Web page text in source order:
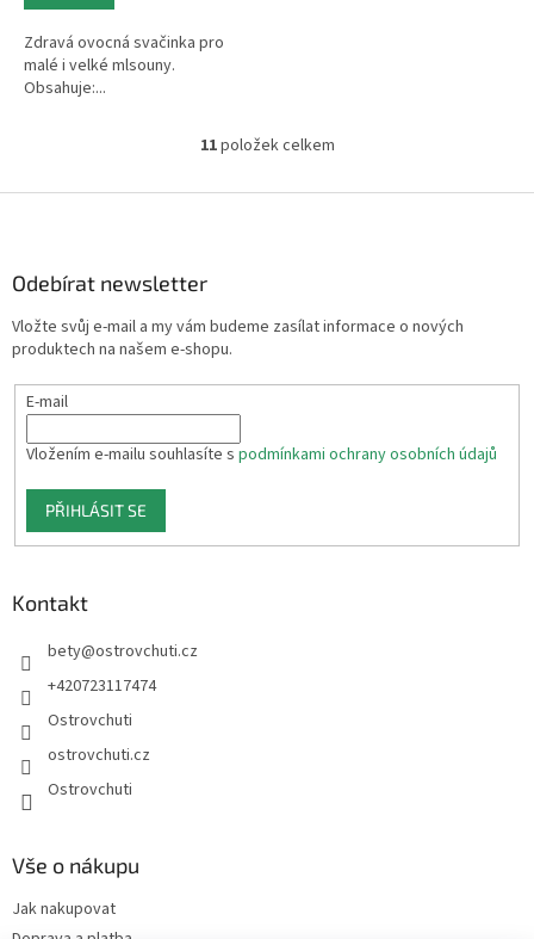
Zdravá ovocná svačinka pro
malé i velké mlsouny.
Obsahuje:...
O
l
p
v
v
s
11položek celkem
Odebírat newsletter
Vložte svůj e-mail a my vám budeme zasílat informace o nových
produktech na našem e-shopu.
E-mail
Vložením e-mailu souhlasíte s podmínkami ochrany osobních údajů
PŘIHLÁSIT SE
Kontakt
bety@ostrovchuti.cz
+420723117474
Ostrovchuti
ostrovchuti.cz
Ostrovchuti
Vše o nákupu
Jak nakupovat